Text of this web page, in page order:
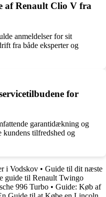
af Renault Clio V fra
anmeldelser for sit
fra både eksperter og
for
garantidækning og
kundens tilfredshed og
i Vodskov • Guide til dit næste
guide til Renault Twingo
996 Turbo • Guide: Køb af